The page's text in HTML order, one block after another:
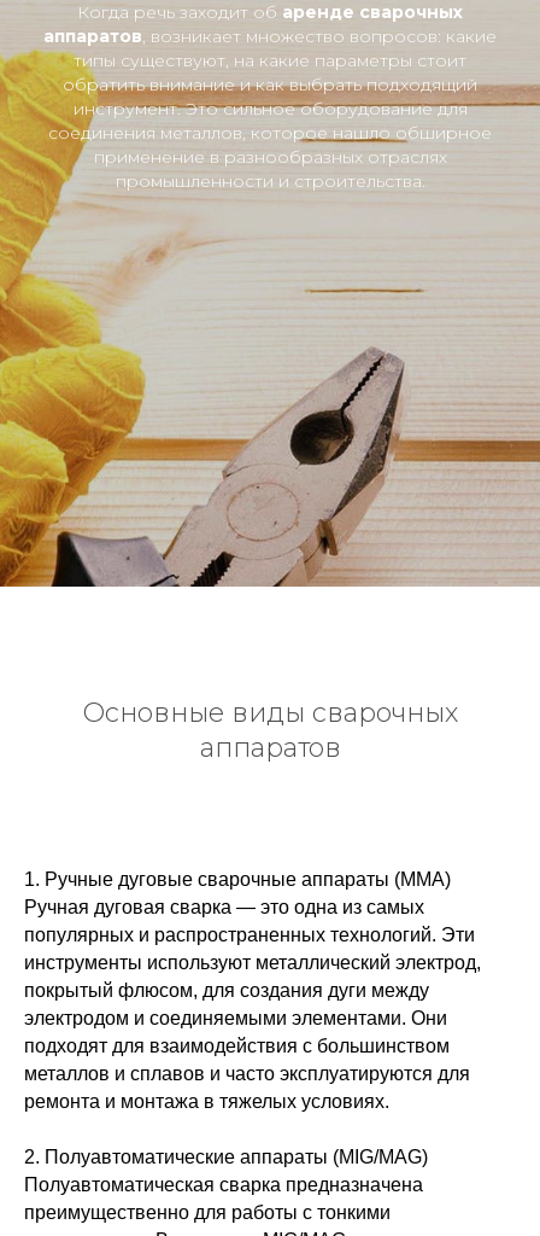
Когда речь заходит об аренде сварочных
аппаратов, возникает множество вопросов: какие
типы существуют, на какие параметры стоит
обратить внимание и как выбрать подходящий
инструмент. Это сильное оборудование для
соединения металлов, которое нашло обширное
применение в разнообразных отраслях
промышленности и строительства.
Основные виды сварочных
аппаратов
1. Ручные дуговые сварочные аппараты (MMA)
Ручная дуговая сварка — это одна из самых
популярных и распространенных технологий. Эти
инструменты используют металлический электрод,
покрытый флюсом, для создания дуги между
электродом и соединяемыми элементами. Они
подходят для взаимодействия с большинством
металлов и сплавов и часто эксплуатируются для
ремонта и монтажа в тяжелых условиях.
2. Полуавтоматические аппараты (MIG/MAG)
Полуавтоматическая сварка предназначена
преимущественно для работы с тонкими